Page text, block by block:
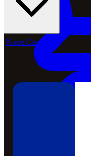
Notre Catalogue